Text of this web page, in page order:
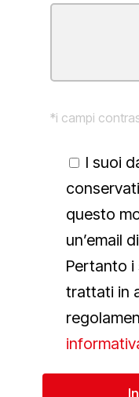
*i campi
I suoi
questo
un’email
Pertanto i
trattati in